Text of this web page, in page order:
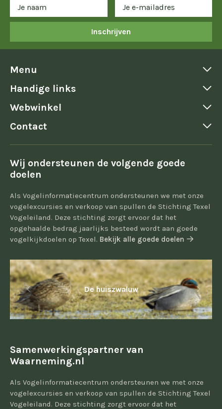
Inschrijven
Menu
Handige links
Webwinkel
Contact
Wij ondersteunen de volgende goede
doelen
Als Vogelinformatiecentrum ondersteunen we met onze
vogelexcursies en verkoop van spullen de Stichting Texel
Vogeleiland. Deze stichting zorgt ervoor dat het
opgehaalde bedrag jaarlijks besteed wordt aan goede
vogelkijkdoelen op Texel. Bekijk alle goede doelen
De huiszwaluw
Samenwerkingspartner van
Waarneming.nl
Als Vogelinformatiecentrum ondersteunen we met onze
vogelexcursies en verkoop van spullen de Stichting Texel
Vogeleiland. Deze stichting zorgt ervoor dat het